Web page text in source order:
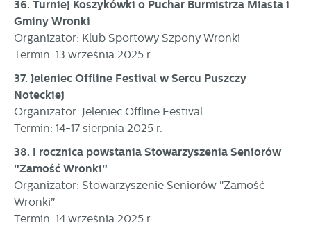
36. Turniej Koszykówki o Puchar Burmistrza Miasta i
Gminy Wronki
Organizator: Klub Sportowy Szpony Wronki
Termin: 13 września 2025 r.
37. Jeleniec Offline Festival w Sercu Puszczy
Noteckiej
Organizator: Jeleniec Offline Festival
Termin: 14-17 sierpnia 2025 r.
38. I rocznica powstania Stowarzyszenia Seniorów
"Zamość Wronki"
Organizator: Stowarzyszenie Seniorów "Zamość
Wronki"
Termin: 14 września 2025 r.